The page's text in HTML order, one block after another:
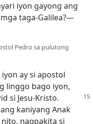
iyon gayong ang
taga-Galilea?​—
Pedro sa pulutong
ay si apostol
linggo bago iyon,
si Jesu-Kristo.
kaniyang Anak
nagpakita si